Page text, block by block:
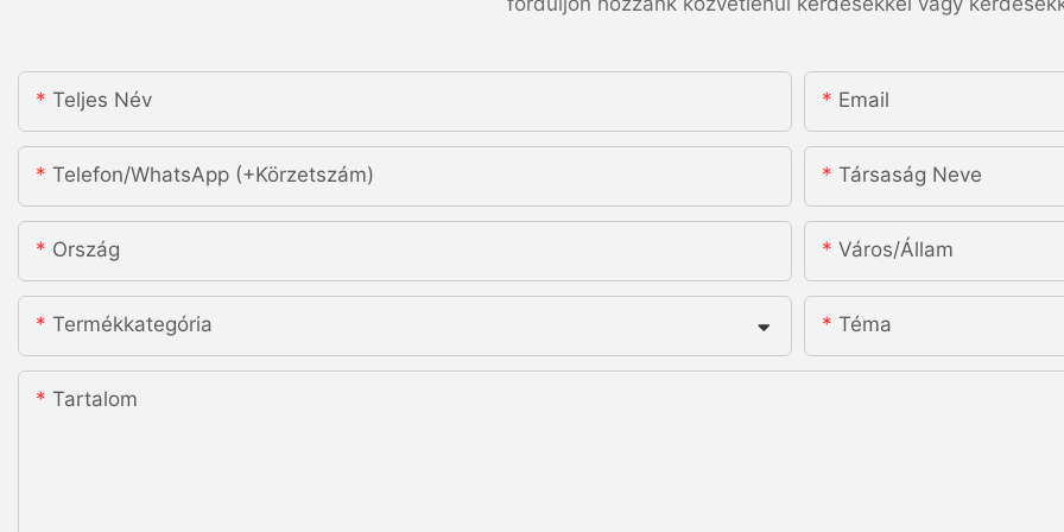
Teljes Név Email
Telefon/WhatsApp (+körzetszám) Társaság Neve
Ország Város/állam
Termékkategória Téma
Tartalom